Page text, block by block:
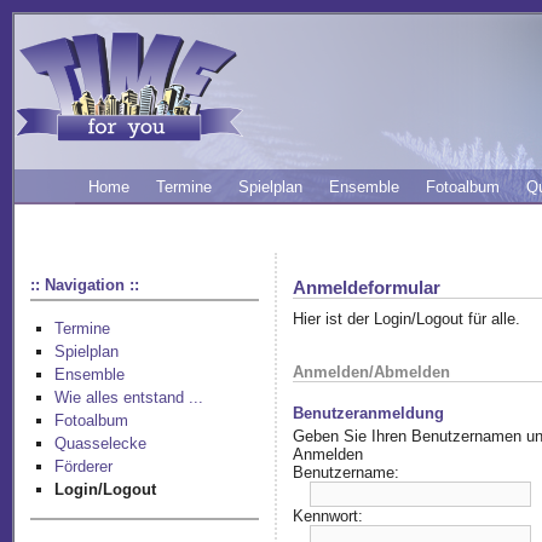
Home Termine Spielplan Ensemble Fotoalbum
:: Navigation ::
Termine
Spielplan
Ensemble
Wie alles entstand ...
Fotoalbum
Quasselecke
Förderer
Login/Logout
Anmeldeformular
Hier ist der Login/Logout für alle.
Anmelden/Abmelden
Benutzeranmeldung
Geben Sie Ihren Benutzernamen
Anmelden
Benutzername:
Kennwort: